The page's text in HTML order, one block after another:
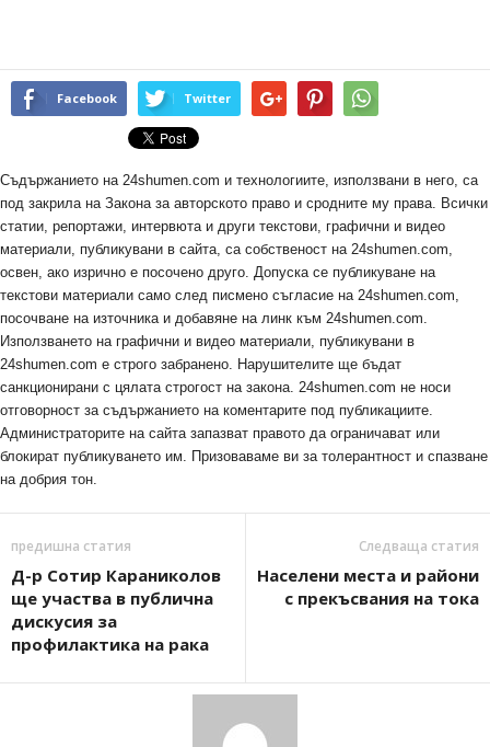
Facebook Twitter
Съдържанието на 24shumen.com и технологиите, използвани в него, са
под закрила на Закона за авторското право и сродните му права. Всички
статии, репортажи, интервюта и други текстови, графични и видео
материали, публикувани в сайта, са собственост на 24shumen.com,
освен, ако изрично е посочено друго. Допуска се публикуване на
текстови материали само след писмено съгласие на 24shumen.com,
посочване на източника и добавяне на линк към 24shumen.com.
Използването на графични и видео материали, публикувани в
24shumen.com е строго забранено. Нарушителите ще бъдат
санкционирани с цялата строгост на закона. 24shumen.com не носи
отговорност за съдържанието на коментарите под публикациите.
Администраторите на сайта запазват правото да ограничават или
блокират публикуването им. Призоваваме ви за толерантност и спазване
на добрия тон.
предишна статия
Д-р Сотир Караниколов
ще участва в публична
дискусия за
профилактика на рака
Следваща статия
Населени места и райони
с прекъсвания на тока